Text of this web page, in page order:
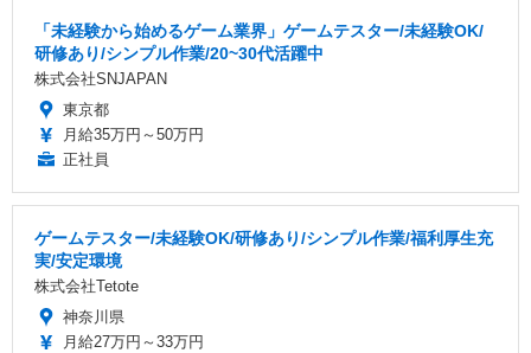
「未経験から始めるゲーム業界」ゲームテスター/未経験OK/
研修あり/シンプル作業/20~30代活躍中
株式会社SNJAPAN
東京都
月給35万円～50万円
正社員
ゲームテスター/未経験OK/研修あり/シンプル作業/福利厚生充
実/安定環境
株式会社Tetote
神奈川県
月給27万円～33万円